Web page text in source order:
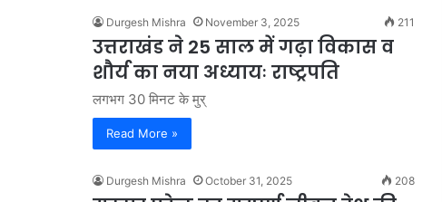
Durgesh Mishra November 3, 2025 211
उत्तराखंड ने 25 साल में गढ़ा विकास व
शौर्य का नया अध्यायः राष्ट्रपति
लगभग 30 मिनट के मुर्
Read More »
Durgesh Mishra October 31, 2025 208